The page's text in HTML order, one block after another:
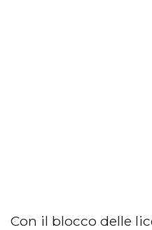
Con il blocco delle